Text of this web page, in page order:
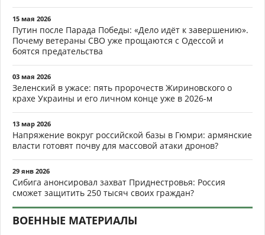
15 мая 2026
Путин после Парада Победы: «Дело идёт к завершению».
Почему ветераны СВО уже прощаются с Одессой и
боятся предательства
03 мая 2026
Зеленский в ужасе: пять пророчеств Жириновского о
крахе Украины и его личном конце уже в 2026-м
13 мар 2026
Напряжение вокруг российской базы в Гюмри: армянские
власти готовят почву для массовой атаки дронов?
29 янв 2026
Сибига анонсировал захват Приднестровья: Россия
сможет защитить 250 тысяч своих граждан?
ВОЕННЫЕ МАТЕРИАЛЫ